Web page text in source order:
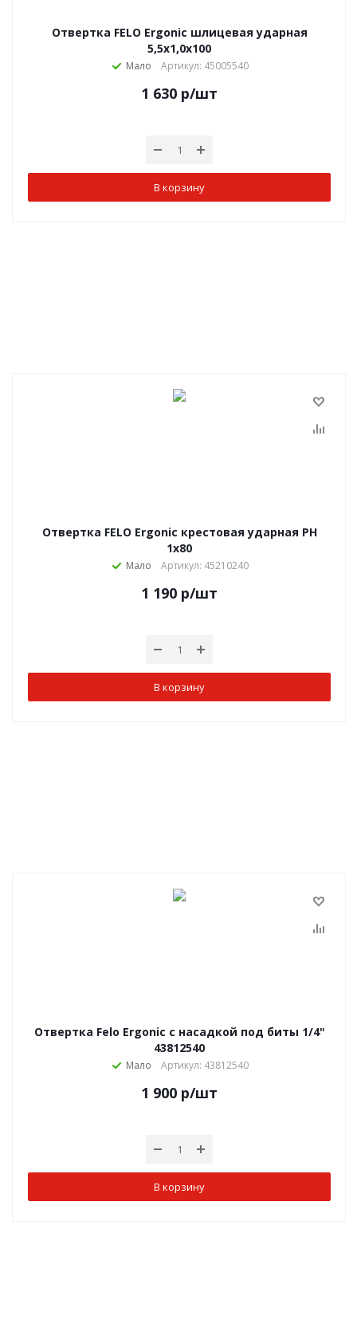
Отвертка FELO Ergonic шлицевая ударная
5,5х1,0х100
Мало Артикул: 45005540
1 630 р/шт
В корзину
Отвертка FELO Ergonic крестовая ударная PH
1х80
Мало Артикул: 45210240
1 190 р/шт
В корзину
Отвертка Felo Ergonic с насадкой под биты 1/4"
43812540
Мало Артикул: 43812540
1 900 р/шт
В корзину